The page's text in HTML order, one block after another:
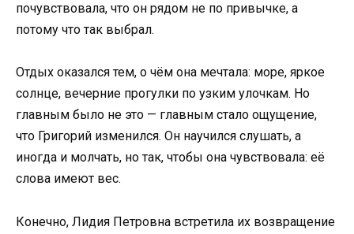
почувствовала, что он рядом не по привычке, а
потому что так выбрал.
Отдых оказался тем, о чём она мечтала: море, яркое
солнце, вечерние прогулки по узким улочкам. Но
главным было не это — главным стало ощущение,
что Григорий изменился. Он научился слушать, а
иногда и молчать, но так, чтобы она чувствовала: её
слова имеют вес.
Конечно, Лидия Петровна встретила их возвращение